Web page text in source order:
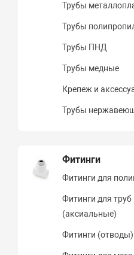
Трубы
Трубы
Трубы ПНД
Трубы медные
Крепеж и
Трубы
Фитинги
Фитинги для
Фитинги для
(аксиальные)
Фитинги